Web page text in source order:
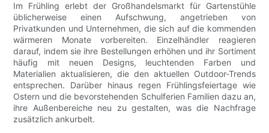
Im Frühling erlebt der Großhandelsmarkt für Gartenstühle
üblicherweise einen Aufschwung, angetrieben von
Privatkunden und Unternehmen, die sich auf die kommenden
wärmeren Monate vorbereiten. Einzelhändler reagieren
darauf, indem sie ihre Bestellungen erhöhen und ihr Sortiment
häufig mit neuen Designs, leuchtenden Farben und
Materialien aktualisieren, die den aktuellen Outdoor-Trends
entsprechen. Darüber hinaus regen Frühlingsfeiertage wie
Ostern und die bevorstehenden Schulferien Familien dazu an,
ihre Außenbereiche neu zu gestalten, was die Nachfrage
zusätzlich ankurbelt.